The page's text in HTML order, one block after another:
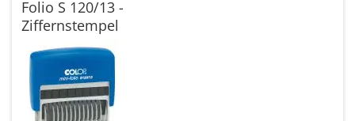
Folio S 120/13 -
Ziffernstempel